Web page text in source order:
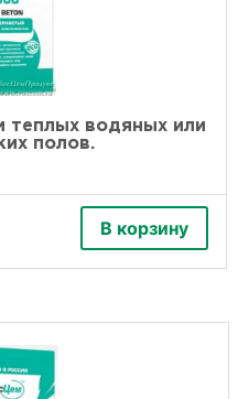
теплых водяных или
полов.
В корзину